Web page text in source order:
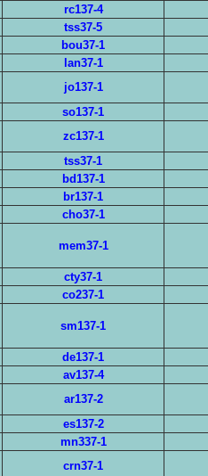
rc137-4
tss37-5
bou37-1
lan37-1
jo137-1
so137-1
zc137-1
tss37-1
bd137-1
br137-1
cho37-1
mem37-1
cty37-1
co237-1
sm137-1
de137-1
av137-4
ar137-2
es137-2
mn337-1
crn37-1